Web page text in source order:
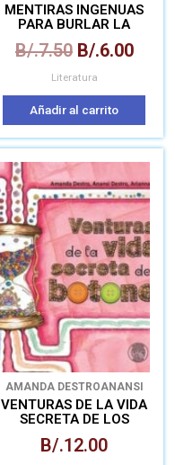
MENTIRAS INGENUAS
PARA BURLAR LA
B/.7.50 B/.6.00
Literatura
Añadir al carrito
AMANDA DESTROANANSI
DESTROARIANNA DESTRO
VENTURAS DE LA VIDA
SECRETA DE LOS
B/.12.00